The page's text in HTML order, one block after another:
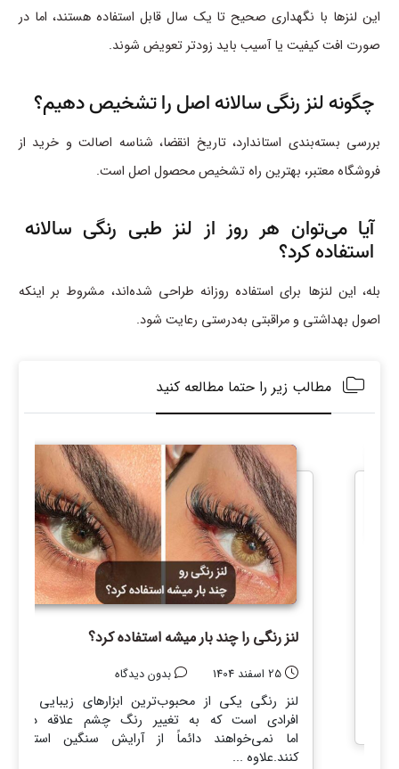
این لنزها با نگهداری صحیح تا یک سال قابل استفاده هستند، اما در
صورت افت کیفیت یا آسیب باید زودتر تعویض شوند.
چگونه لنز رنگی سالانه اصل را تشخیص دهیم؟
بررسی بسته‌بندی استاندارد، تاریخ انقضا، شناسه اصالت و خرید از
فروشگاه معتبر، بهترین راه تشخیص محصول اصل است.
آیا می‌توان هر روز از لنز طبی رنگی سالانه
استفاده کرد؟
بله، این لنزها برای استفاده روزانه طراحی شده‌اند، مشروط بر اینکه
اصول بهداشتی و مراقبتی به‌درستی رعایت شود.
مطالب زیر را حتما مطالعه کنید
لنز رنگی را چند بار میشه استفاده کرد؟
25 اسفند 1404 بدون دیدگاه
لنز رنگی یکی از محبوب‌ترین ابزارهای زیبایی بین
افرادی است که به تغییر رنگ چشم علاقه دارند
اما نمی‌خواهند دائماً از آرایش سنگین استفاده
کنند.علاوه ...